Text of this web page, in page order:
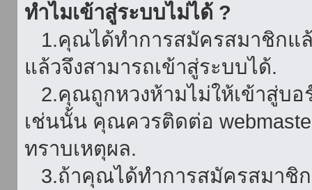
ทำไมเข้าสู่ระบบไม่ได้ ?
1.คุณได้ทำการสมัครสมาชิกแ
แล้วจึงสามารถเข้าสู่ระบบได้.
2.คุณถูกหวงห้ามไม่ให้เข้าสู่บอ
เช่นนั้น คุณควรติดต่อ
ทราบเหตุผล.
3.ถ้าคุณได้ทำการสมัครสมาชิ